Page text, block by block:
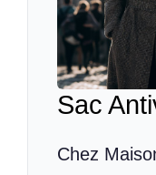
Sac
Chez